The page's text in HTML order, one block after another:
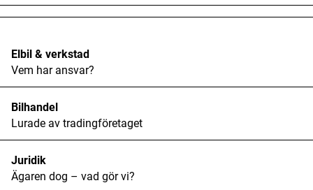
Elbil & verkstad
Vem har ansvar?
Bilhandel
Lurade av tradingföretaget
Juridik
Ägaren dog – vad gör vi?